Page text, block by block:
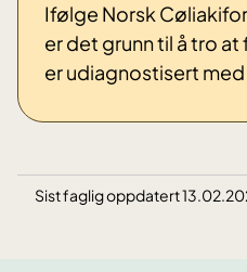
Ifølge Norsk
er det grunn til å tro
er udiagnostisert
Sist faglig oppdatert